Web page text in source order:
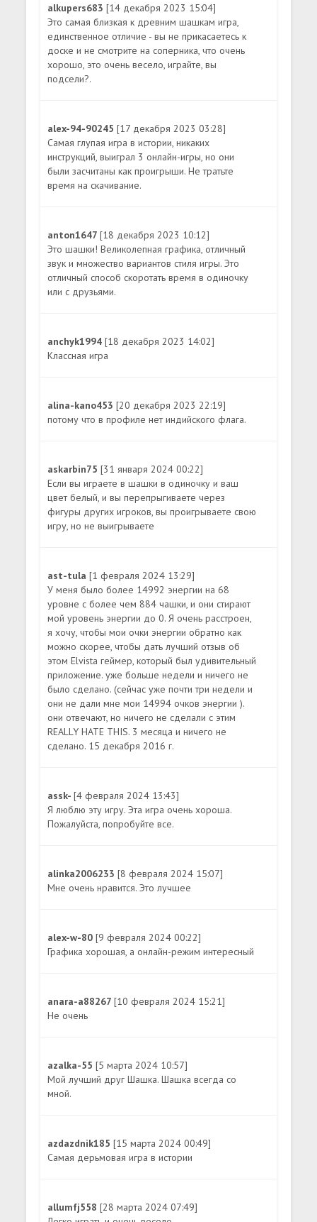
alkupers683[14 декабря 2023 15:04]
Это самая близкая к древним шашкам игра,
единственное отличие - вы не прикасаетесь к
доске и не смотрите на соперника, что очень
хорошо, это очень весело, играйте, вы
подсели?.
alex-94-90245[17 декабря 2023 03:28]
Самая глупая игра в истории, никаких
инструкций, выиграл 3 онлайн-игры, но они
были засчитаны как проигрыши. Не тратьте
время на скачивание.
anton1647[18 декабря 2023 10:12]
Это шашки! Великолепная графика, отличный
звук и множество вариантов стиля игры. Это
отличный способ скоротать время в одиночку
или с друзьями.
anchyk1994[18 декабря 2023 14:02]
Классная игра
alina-kano453[20 декабря 2023 22:19]
потому что в профиле нет индийского флага.
askarbin75[31 января 2024 00:22]
Если вы играете в шашки в одиночку и ваш
цвет белый, и вы перепрыгиваете через
фигуры других игроков, вы проигрываете свою
игру, но не выигрываете
ast-tula[1 февраля 2024 13:29]
У меня было более 14992 энергии на 68
уровне с более чем 884 чашки, и они стирают
мой уровень энергии до 0. Я очень расстроен,
я хочу, чтобы мои очки энергии обратно как
можно скорее, чтобы дать лучший отзыв об
этом Elvista геймер, который был удивительный
приложение. уже больше недели и ничего не
было сделано. (сейчас уже почти три недели и
они не дали мне мои 14994 очков энергии ).
они отвечают, но ничего не сделали с этим
REALLY HATE THIS. 3 месяца и ничего не
сделано. 15 декабря 2016 г.
assk-[4 февраля 2024 13:43]
Я люблю эту игру. Эта игра очень хороша.
Пожалуйста, попробуйте все.
alinka2006233[8 февраля 2024 15:07]
Мне очень нравится. Это лучшее
alex-w-80[9 февраля 2024 00:22]
Графика хорошая, а онлайн-режим интересный
anara-a88267[10 февраля 2024 15:21]
Не очень
azalka-55[5 марта 2024 10:57]
Мой лучший друг Шашка. Шашка всегда со
мной.
azdazdnik185[15 марта 2024 00:49]
Самая дерьмовая игра в истории
allumfj558[28 марта 2024 07:49]